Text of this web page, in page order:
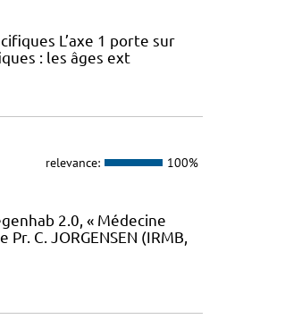
L’axe 1 porte sur
: les âges ext
relevance: 100%
2.0, « Médecine
C. JORGENSEN (IRMB,